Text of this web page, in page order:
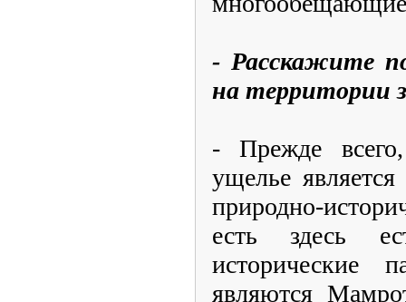
- Расскажите
на территории
- Прежде
ущелье
природно-
есть здесь
исторические
являются